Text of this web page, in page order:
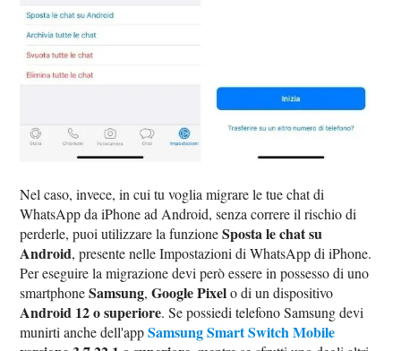
Nel caso, invece, in cui tu voglia migrare le tue chat di
WhatsApp da iPhone ad Android, senza correre il rischio di
perderle, puoi utilizzare la funzioneSposta le chat su
Android, presente nelle Impostazioni di WhatsApp di iPhone.
Per eseguire la migrazione devi però essere in possesso di uno
smartphoneSamsung,Google Pixelo di un dispositivo
Android 12 o superiore. Se possiedi telefono Samsung devi
munirti anche dell'appSamsung Smart Switch Mobile